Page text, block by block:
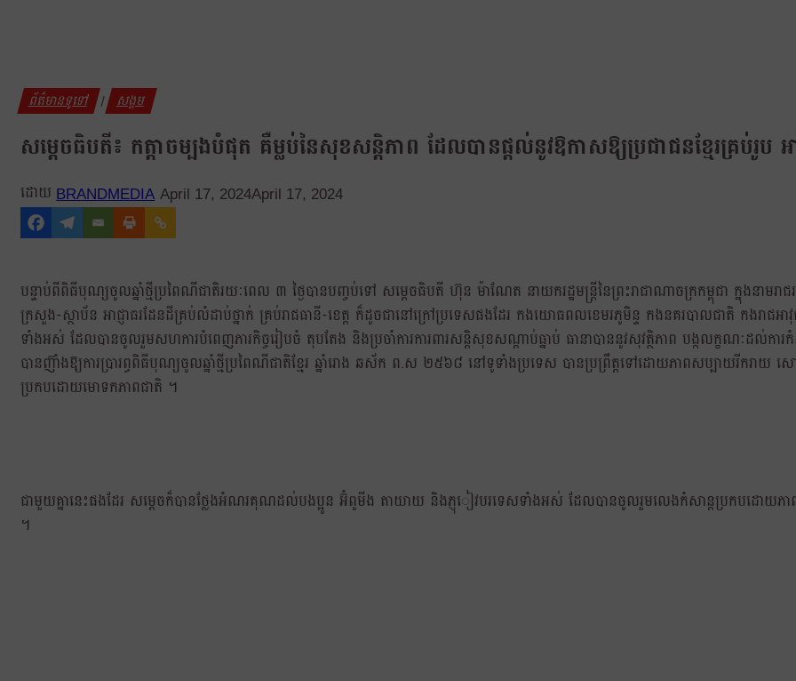
ព័ត៌មានទូទៅ | សង្គម
សម្ដេចធិបតី៖ កត្តាចម្បងបំផុត គឺម្លប់នៃសុខសន្តិភាព ដែលបានផ្តល់នូវឱកាសឱ្យប្រជាជនខ្មែរគ្រ
BRANDMEDIA April 17, 2024April 17, 2024
បន្ទាប់ពីពិធីបុណ្យចូលឆ្នាំថ្មីប្រពៃណីជាតិរយៈពេល ៣ ថ្ងៃបានបញ្ចប់ទៅ សម្ដេចធិបតី ហ៊ុន ម៉ាណែត នាយករដ្ឋមន្ត្រីនៃព្រះរាជាណាចក្រកម្ពុជា ក្នុងនាម
ក្រសួង-ស្ថាប័ន អាជ្ញាធរដែនដីគ្រប់លំដាប់ថ្នាក់ គ្រប់រាជធានី-ខេត្ត ក៏ដូចជានៅក្រៅប្រទេសផងដែរ កងយោធពលខេមរភូមិន្ទ កងនគរបាលជាតិ កងរាជអាវុ
ទាំងអស់ ដែលបានចូលរួមសហការបំពេញភារកិច្ចរៀបចំ តុបតែង និងប្រចាំការការពារសន្តិសុខសណ្តាប់ធ្នាប់ ធានាបាននូវសុវត្ថិភាព បង្កលក្ខណៈដល់ក
បានញ៊ាំងឱ្យការប្រារព្ធពិធីបុណ្យចូលឆ្នាំថ្មីប្រពៃណីជាតិខ្មែរ ឆ្នាំរោង ឆស័ក ព.ស ២៥៦៨ នៅទូទាំងប្រទេស បានប្រព្រឹត្តទៅដោយភាពសប្បាយរីករាយ ស
ប្រកបដោយមោទកភាពជាតិ ។
ជាមួយគ្នានេះផងដែរ សម្ដេចក៏បានថ្លែងអំណរគុណដល់បងប្អូន អ៊ំពូមីង តាយាយ និងភ្ញុៀវបរទេសទាំងអស់ ដែលបានចូលរួមលេងកំសាន្តប្រកបដោយភាពរី
។